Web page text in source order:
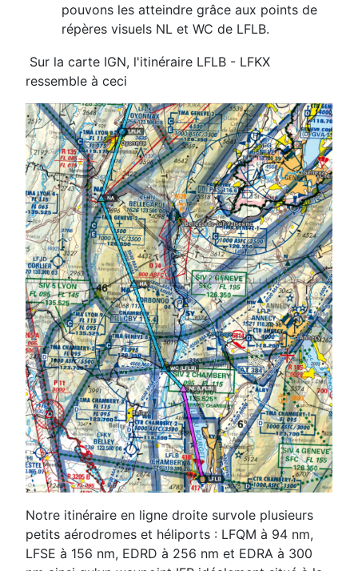
pouvons les atteindre grâce aux points de
répères visuels NL et WC de LFLB.
Sur la carte IGN, l'itinéraire LFLB - LFKX
ressemble à ceci
Notre itinéraire en ligne droite survole plusieurs
petits aérodromes et héliports : LFQM à 94 nm,
LFSE à 156 nm, EDRD à 256 nm et EDRA à 300